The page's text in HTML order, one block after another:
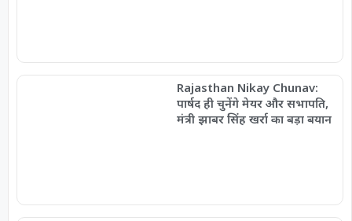
Rajasthan Nikay Chunav:
पार्षद ही चुनेंगे मेयर और सभापति,
मंत्री झाबर सिंह खर्रा का बड़ा बयान